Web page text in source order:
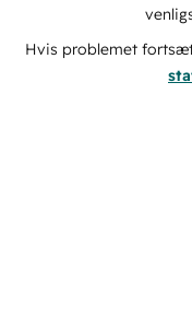
Hvis problemet